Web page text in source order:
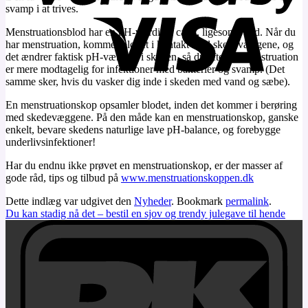
svamp i at trives.
Menstruationsblod har en pH-værdi på ca. 7, ligesom vand. Når du
har menstruation, kommer blodet i kontakt med skedevæggene, og
det ændrer faktisk pH-værdien i skeden, så du efter en menstruation
er mere modtagelig for infektioner med bakterier og svamp. (Det
samme sker, hvis du vasker dig inde i skeden med vand og sæbe).
En menstruationskop opsamler blodet, inden det kommer i berøring
med skedevæggene. På den måde kan en menstruationskop, ganske
enkelt, bevare skedens naturlige lave pH-balance, og forebygge
underlivsinfektioner!
Har du endnu ikke prøvet en menstruationskop, er der masser af
gode råd, tips og tilbud på www.menstruationskoppen.dk
Dette indlæg var udgivet den Nyheder. Bookmark permalink.
Du kan stadig nå det – bestil en sjov og trendy julegave til hende